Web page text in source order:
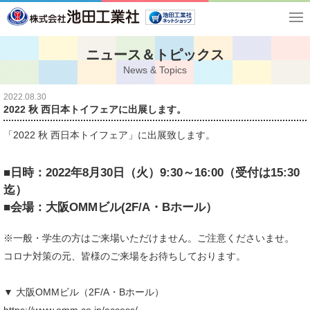
ニュース＆トピックス
News & Topics
2022.08.30
2022 秋 西日本トイフェアに出展します。
「2022 秋 西日本トイフェア」に出展致します。
■日時：2022年8月30日（火）9:30～16:00（受付は15:30
迄）
■会場：大阪OMMビル(2F/A・Bホール）
※一般・学生の方はご来場いただけません。ご注意くださいませ。
コロナ対策の元、皆様のご来場をお待ちしております。
▼ 大阪OMMビル（2F/A・Bホール）